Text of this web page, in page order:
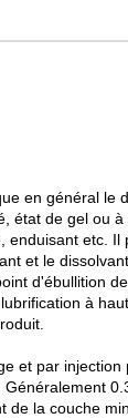
en général le
état de gel ou à
enduisant etc. Il
et le
d'ébullition
à
et par injection
de la couche